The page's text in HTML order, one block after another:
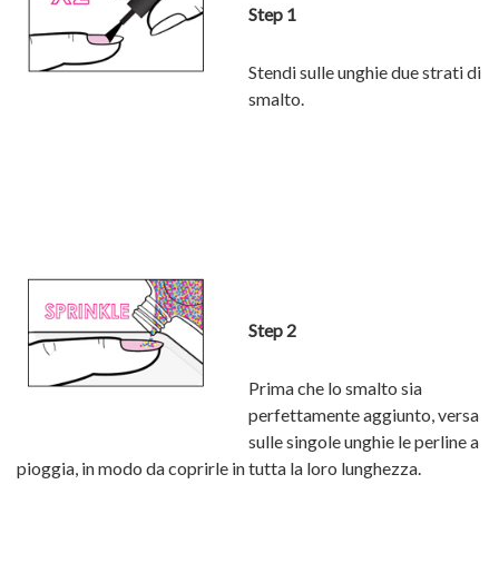
Step 1
Stendi sulle unghie due strati di
smalto.
Step 2
Prima che lo smalto sia
perfettamente aggiunto, versa
sulle singole unghie le perline a
pioggia, in modo da coprirle in tutta la loro lunghezza.